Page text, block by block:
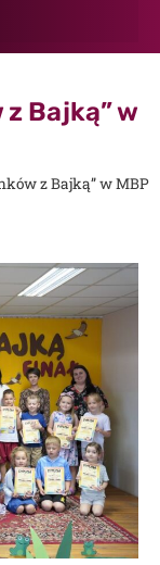
z Bajką” w
z Bajką” w MBP